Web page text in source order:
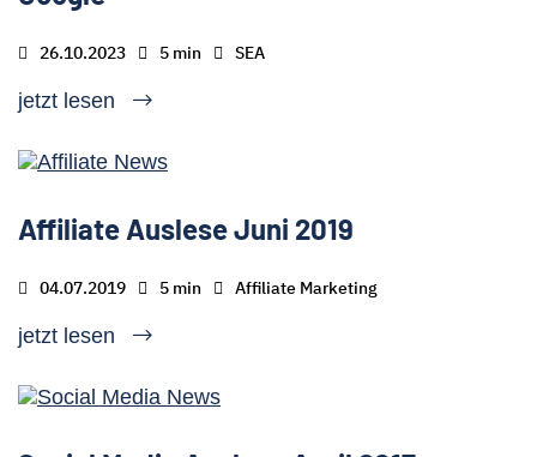
26.10.2023 5 min SEA
jetzt lesen
Affiliate Auslese Juni 2019
04.07.2019 5 min Affiliate Marketing
jetzt lesen